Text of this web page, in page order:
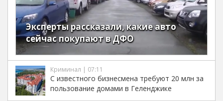
Эксперты рассказали, какие авто
сейчас покупают в ДФО
Криминал | 07:11
С известного бизнесмена требуют 20 млн за
пользование домами в Геленджике